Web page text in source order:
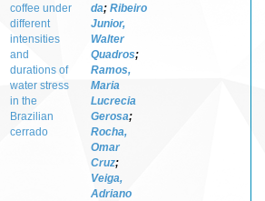
coffee under
different
intensities
and
durations of
water stress
in the
Brazilian
cerrado
da; Ribeiro
Junior,
Walter
Quadros;
Ramos,
Maria
Lucrecia
Gerosa;
Rocha,
Omar
Cruz;
Veiga,
Adriano